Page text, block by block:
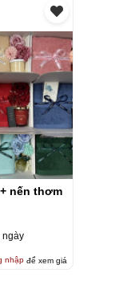
nến thơm
ngày
nhậpđể xem giá